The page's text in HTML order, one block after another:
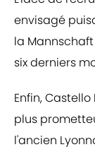
envisagé
la
six derniers
Enfin,
plus
l'ancien